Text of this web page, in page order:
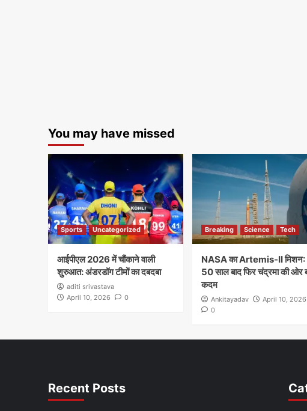
You may have missed
Sports Uncategorized
आईपीएल 2026 में चौंकाने वाली
शुरुआत: अंडरडॉग टीमों का दबदबा
aditi srivastava
April 10, 2026
0
Breaking Science Tech
NASA का Artemis-II मिशन:
50 साल बाद फिर चंद्रमा की ओर
कदम
Ankitayadav
April 10, 2026
0
Recent Posts